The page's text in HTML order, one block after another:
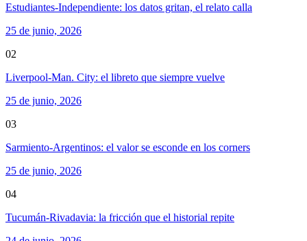
Estudiantes-Independiente: los datos gritan, el relato calla
25 de junio, 2026
02
Liverpool-Man. City: el libreto que siempre vuelve
25 de junio, 2026
03
Sarmiento-Argentinos: el valor se esconde en los corners
25 de junio, 2026
04
Tucumán-Rivadavia: la fricción que el historial repite